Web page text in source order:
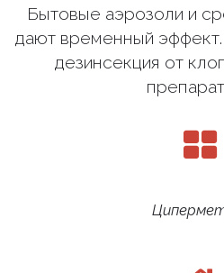
Бытовые аэрозоли и
дают временный
дезинсекция от